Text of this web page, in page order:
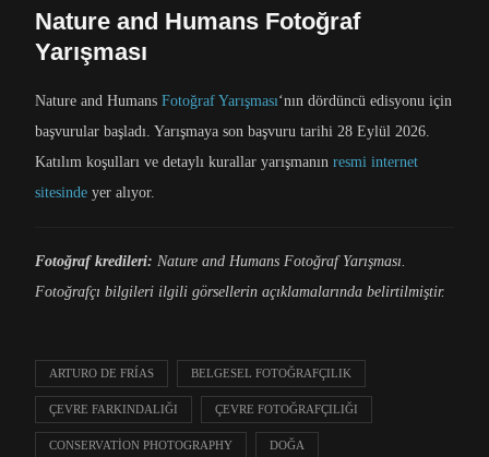
Nature and Humans Fotoğraf
Yarışması
Nature and Humans Fotoğraf Yarışması‘nın dördüncü edisyonu için
başvurular başladı. Yarışmaya son başvuru tarihi 28 Eylül 2026.
Katılım koşulları ve detaylı kurallar yarışmanın resmi internet
sitesinde yer alıyor.
Fotoğraf kredileri: Nature and Humans Fotoğraf Yarışması.
Fotoğrafçı bilgileri ilgili görsellerin açıklamalarında belirtilmiştir.
ARTURO DE FRÍAS BELGESEL FOTOĞRAFÇILIK
ÇEVRE FARKINDALIĞI ÇEVRE FOTOĞRAFÇILIĞI
CONSERVATION PHOTOGRAPHY DOĞA